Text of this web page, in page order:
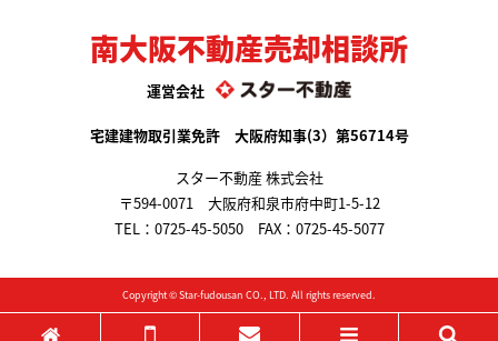
南大阪不動産売却相談所
運営会社
宅建建物取引業免許 大阪府知事(3）第56714号
スター不動産 株式会社
〒594-0071 大阪府和泉市府中町1-5-12
TEL： 0725-45-5050 FAX：0725-45-5077
Copyright ©Star-fudousan CO., LTD. All rights reserved.
ホーム 電話する メールする メニュー